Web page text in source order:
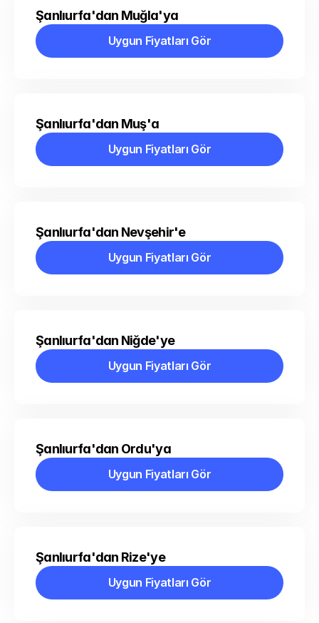
Şanlıurfa'dan Muğla'ya
Uygun Fiyatları Gör
Uygun Fiyatları Gör
Şanlıurfa'dan Muş'a
Uygun Fiyatları Gör
Uygun Fiyatları Gör
Şanlıurfa'dan Nevşehir'e
Uygun Fiyatları Gör
Uygun Fiyatları Gör
Şanlıurfa'dan Niğde'ye
Uygun Fiyatları Gör
Uygun Fiyatları Gör
Şanlıurfa'dan Ordu'ya
Uygun Fiyatları Gör
Uygun Fiyatları Gör
Şanlıurfa'dan Rize'ye
Uygun Fiyatları Gör
Uygun Fiyatları Gör